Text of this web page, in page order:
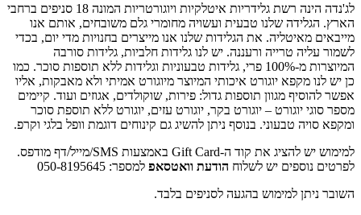
לג'נדה הינה רשת גלידריות איטלקיות ויוגורטריות המונה 18 סניפים ברחבי
הארץ. הגלידה שלנו טבעית ועשויה מחומרי גלם משובחים, אותם אנו
מייבאים מאיטליה. את הגלידות שלנו אנו מייצרים בחנויות מדי יום, בכדי
לשמור עליה טרייה ורעננה. יש לנו גלידות חלביות, גלידות סורבה
המיוצרות מ-100% פרי, גלידות טבעוניות וגלידות ללא תוספות סוכר. כמו
כן יש לנו מקפא יוגורט איכותי המיוצר מיוגורט אמיתי ולא מאבקות, אליו
אפשר להוסיף מגוון תוספות גדול: פירות, שוקולדים, אגוזים ועוד. קיימים
מספר סוגי יוגורט – יוגורט בקר, יוגורט עזים, יוגורט ללא תוספת סוכר
ומקפא סויה טבעוני. בנוסף ניתן להשיג גם קינוחים דוגמת וופל בלגי וקרפ.
למימוש יש להציג את קוד ה-Gift Card באמצעות SMS/מייל/דף מודפס.
לפרטים נוספים יש לשלוח הודעת וואטסאפ למספר: 050-8195645
השובר ניתן למימוש בהגעה לסניפים בלבד.